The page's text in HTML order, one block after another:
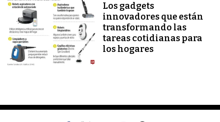
Los gadgets
innovadores que están
transformando las
tareas cotidianas para
los hogares